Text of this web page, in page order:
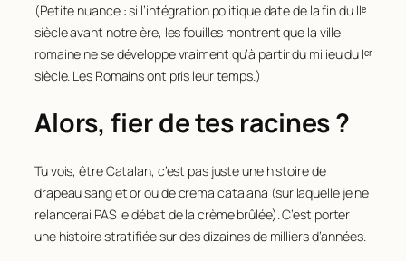
(Petite nuance : si l’intégration politique date de la fin du IIᵉ
siècle avant notre ère, les fouilles montrent que la ville
romaine ne se développe vraiment qu’à partir du milieu du Iᵉʳ
siècle. Les Romains ont pris leur temps.)
Alors, fier de tes racines ?
Tu vois, être Catalan, c’est pas juste une histoire de
drapeau sang et or ou decrema catalana (sur laquelle je ne
relancerai PAS le débat de la crème brûlée). C’est porter
une histoire stratifiée sur des dizaines de milliers d’années.